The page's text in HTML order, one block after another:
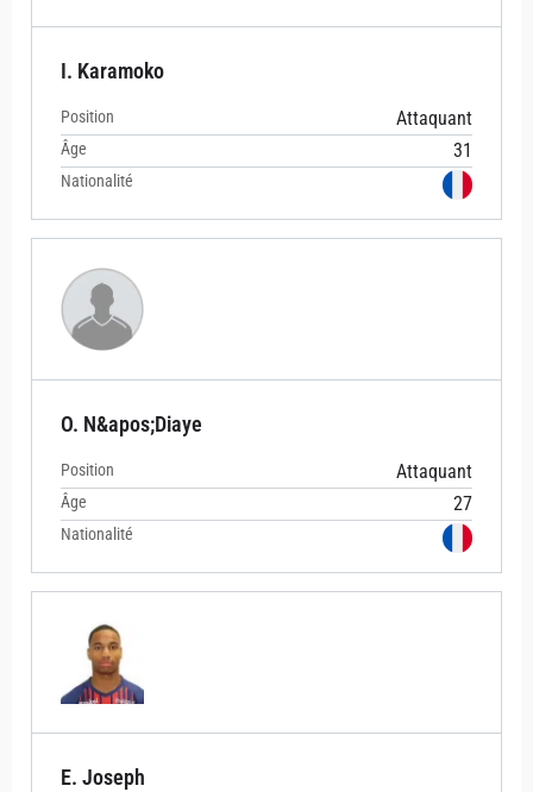
I. Karamoko
Position Attaquant
Âge 31
Nationalité
O. N&apos;Diaye
Position Attaquant
Âge 27
Nationalité
E. Joseph